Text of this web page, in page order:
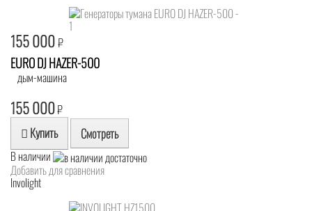
155 000₽
EURO DJ HAZER-500
дым-машина
155 000₽
Купить Смотреть
В наличии
Добавить для сравнения
Involight